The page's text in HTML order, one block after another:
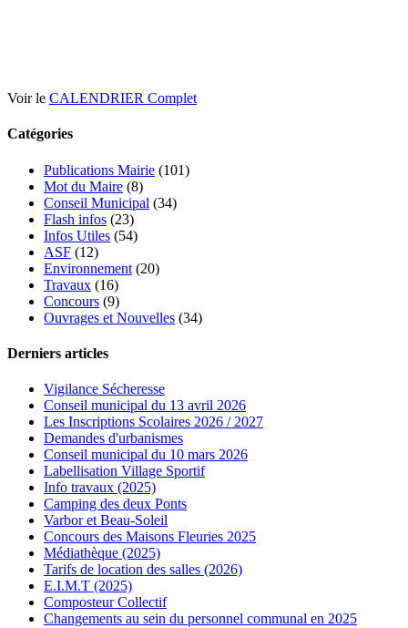
Voir le CALENDRIER Complet
Catégories
Publications Mairie (101)
Mot du Maire (8)
Conseil Municipal (34)
Flash infos (23)
Infos Utiles (54)
ASF (12)
Environnement (20)
Travaux (16)
Concours (9)
Ouvrages et Nouvelles (34)
Derniers articles
Vigilance Sécheresse
Conseil municipal du 13 avril 2026
Les Inscriptions Scolaires 2026 / 2027
Demandes d'urbanismes
Conseil municipal du 10 mars 2026
Labellisation Village Sportif
Info travaux (2025)
Camping des deux Ponts
Varbor et Beau-Soleil
Concours des Maisons Fleuries 2025
Médiathèque (2025)
Tarifs de location des salles (2026)
E.I.M.T (2025)
Composteur Collectif
Changements au sein du personnel communal en 2025